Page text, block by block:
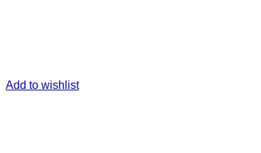
Add to wishlist